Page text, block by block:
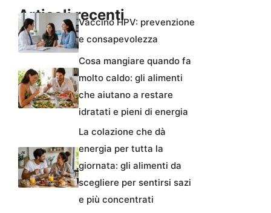
Articoli recentiVaccino HPV: prevenzione
e consapevolezza
Cosa mangiare quando fa
molto caldo: gli alimenti
che aiutano a restare
idratati e pieni di energia
La colazione che dà
energia per tutta la
giornata: gli alimenti da
scegliere per sentirsi sazi
e più concentrati